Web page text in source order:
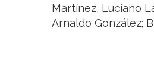
Martínez, Luciano
Arnaldo González;